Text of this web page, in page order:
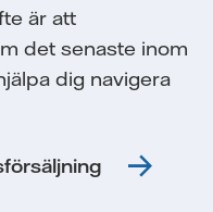
är att
det senaste inom
dig navigera